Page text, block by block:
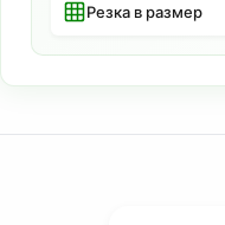
Резка в размер